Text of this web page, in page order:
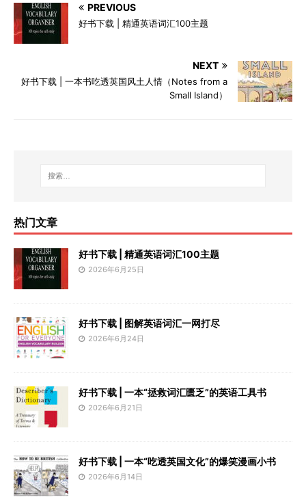
PREVIOUS
好书下载 | 精通英语词汇100主题
NEXT
好书下载 | 一本书吃透英国风土人情（Notes from a
Small Island）
热门文章
好书下载 | 精通英语词汇100主题
2026年6月25日
好书下载 | 图解英语词汇一网打尽
2026年6月24日
好书下载 | 一本“拯救词汇匮乏”的英语工具书
2026年6月21日
好书下载 | 一本“吃透英国文化”的爆笑漫画小书
2026年6月14日